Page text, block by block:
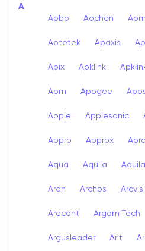
A
Aobo Aochan
Aotetek Apaxis
Apix Apklink
Apm Apogee
Apple Applesonic
Appro Approx
Aqua Aquila
Aran Archos
Arecont Argom Tech
Argusleader Arit